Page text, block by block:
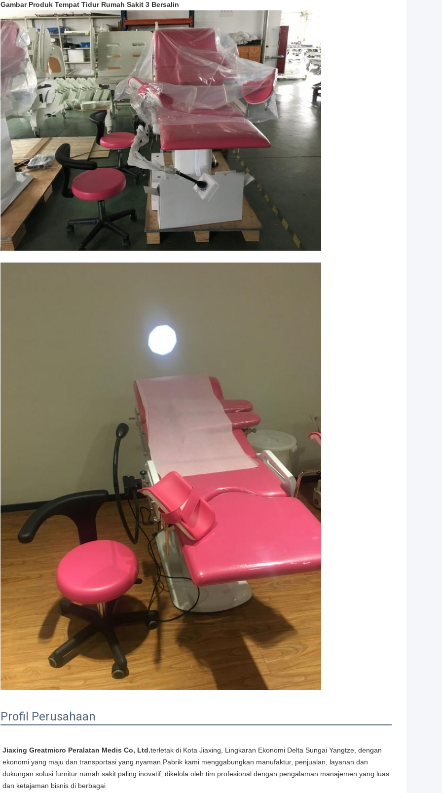
Gambar Produk Tempat Tidur Rumah Sakit 3 Bersalin
Profil Perusahaan
Jiaxing Greatmicro Peralatan Medis Co, Ltd.terletak di Kota Jiaxing, Lingkaran Ekonomi Delta Sungai Yangtze, dengan
ekonomi yang maju dan transportasi yang nyaman.Pabrik kami menggabungkan manufaktur, penjualan, layanan dan
dukungan solusi furnitur rumah sakit paling inovatif, dikelola oleh tim profesional dengan pengalaman manajemen yang luas
dan ketajaman bisnis di berbagai